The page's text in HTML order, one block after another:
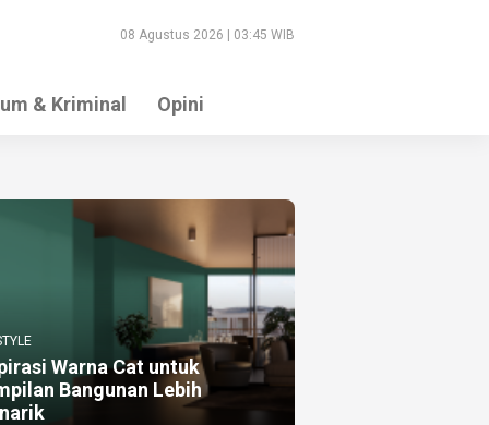
08 Agustus 2026 | 03:45 WIB
& Kriminal Opini
Warna Cat untuk
Bangunan Lebih